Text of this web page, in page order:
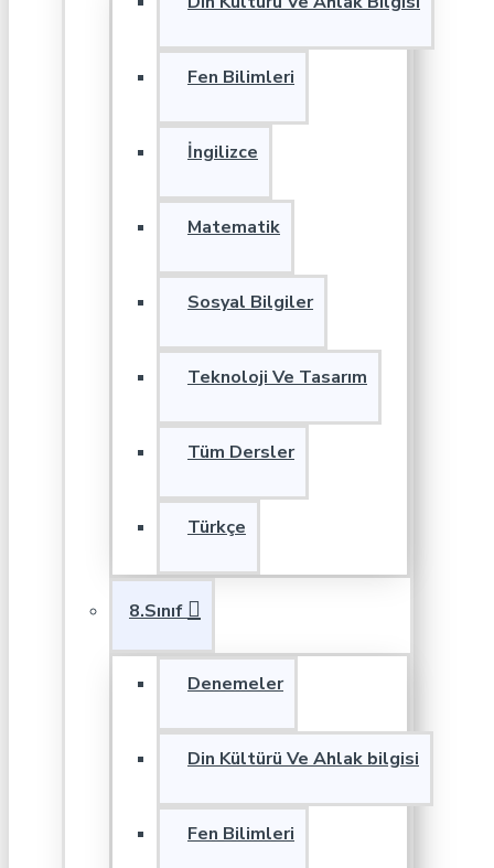
Fen Bilimleri
İngilizce
Matematik
Sosyal Bilgiler
Teknoloji Ve Tasarım
Tüm Dersler
Türkçe
8.Sınıf
Denemeler
Din Kültürü Ve Ahlak bilgisi
Fen Bilimleri